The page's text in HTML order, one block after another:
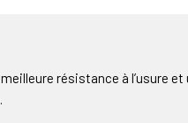
résistance à l’usure et